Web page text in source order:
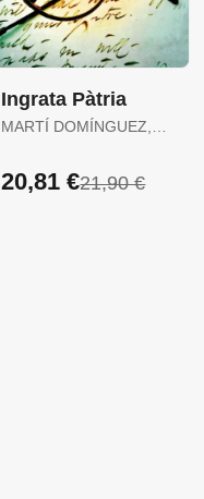
Ingrata Pàtria
MARTÍ DOMÍNGUEZ,
21,90 €
20,81 €